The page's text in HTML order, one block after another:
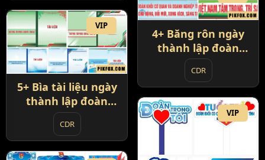
4+ Băng rôn ngày
thành lập đoàn
thanh niên Việt
Nam
CDR
VIP
5+ Bìa tài liệu ngày
thành lập đoàn
thanh niên 26-3
CDR
VIP